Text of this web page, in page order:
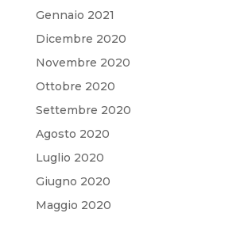
Gennaio 2021
Dicembre 2020
Novembre 2020
Ottobre 2020
Settembre 2020
Agosto 2020
Luglio 2020
Giugno 2020
Maggio 2020